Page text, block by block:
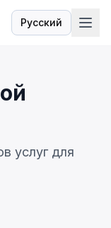
Русский
Язык
услуг для